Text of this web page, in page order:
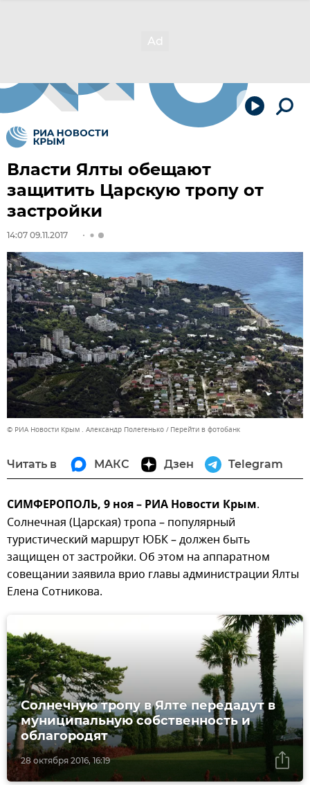
Власти Ялты обещают
защитить Царскую тропу от
застройки
14:07 09.11.2017
© РИА Новости Крым . Александр Полегенько Перейти в фотобанк
Читать в МАКС Дзен Telegram
СИМФЕРОПОЛЬ, 9 ноя – РИА Новости Крым.
Солнечная (Царская) тропа – популярный
туристический маршрут ЮБК – должен быть
защищен от застройки. Об этом на аппаратном
совещании заявила врио главы администрации Ялты
Елена Сотникова.
28 октября 2016, 16:19
Солнечную тропу в Ялте передадут в
муниципальную собственность и
облагородят